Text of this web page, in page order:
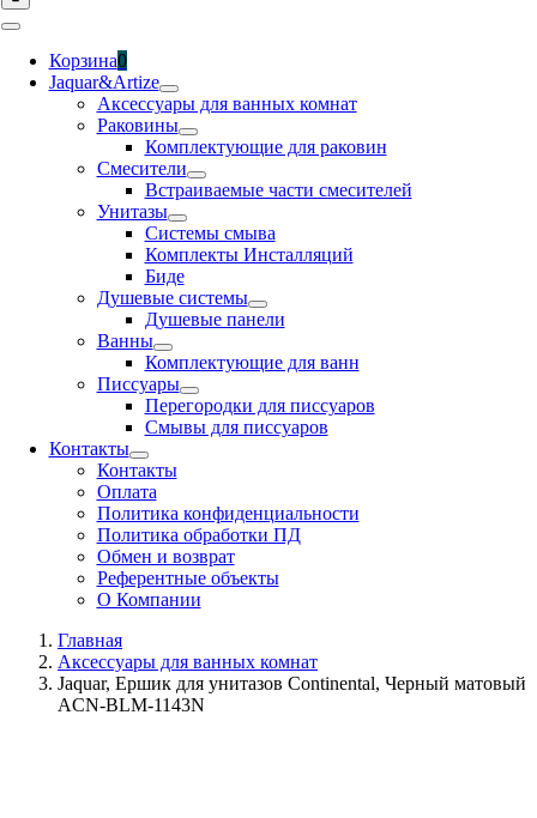
Toggle
NavigationКорзина0
Jaquar&Artize
Аксессуары для ванных комнат
Раковины
Комплектующие для раковин
Смесители
Встраиваемые части смесителей
Унитазы
Системы смыва
Комплекты Инсталляций
Биде
Душевые системы
Душевые панели
Ванны
Комплектующие для ванн
Писсуары
Перегородки для писсуаров
Смывы для писсуаров
Контакты
Контакты
Оплата
Политика конфиденциальности
Политика обработки ПД
Обмен и возврат
Референтные объекты
О Компании
Главная
Аксессуары для ванных комнат
Jaquar, Ершик для унитазов Continental, Черный матовый
ACN-BLM-1143N